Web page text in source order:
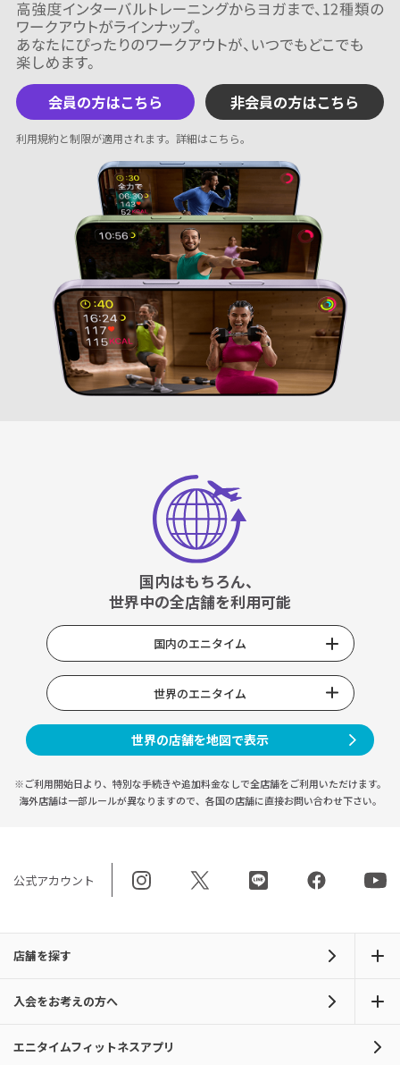
会員の方はこちら 非会員の方はこちら
利用規約と制限が適用されます。 詳細はこちら。
国内はもちろん、
世界中の全店舗を利用可能
国内のエニタイム
世界のエニタイム
世界の店舗を地図で表示
※ご利用開始日より、特別な手続きや追加料金なしで全店舗をご利用いただけます。
海外店舗は一部ルールが異なりますので、 各国の店舗に直接お問い合わせ下さい。
公式アカウント
店舗を探す
入会をお考えの方へ
エニタイムフィットネスアプリ